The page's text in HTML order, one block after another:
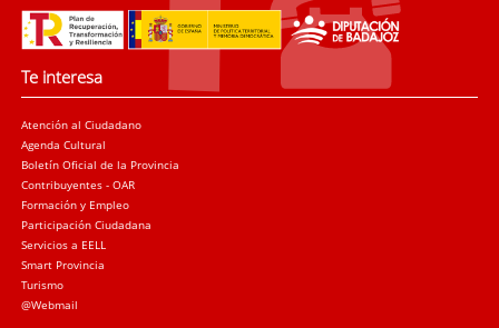
Te interesa
Atención al Ciudadano
Agenda Cultural
Boletín Oficial de la Provincia
Contribuyentes - OAR
Formación y Empleo
Participación Ciudadana
Servicios a EELL
Smart Provincia
Turismo
@Webmail